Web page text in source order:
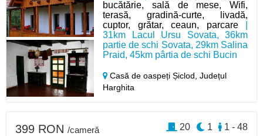
bucătărie, sală de mese, Wifi,
terasă, gradină-curte, livadă,
cuptor, grătar, ceaun, parcare|
31km Lacul Ursu Sovata, 36km
partie de schi Sovata, 29km Salina
Praid, 45km pârtia de schi Bucin
Casă de oaspeți Șiclod,Județul
Harghita
399 RON /cameră 1 - 48
1
20